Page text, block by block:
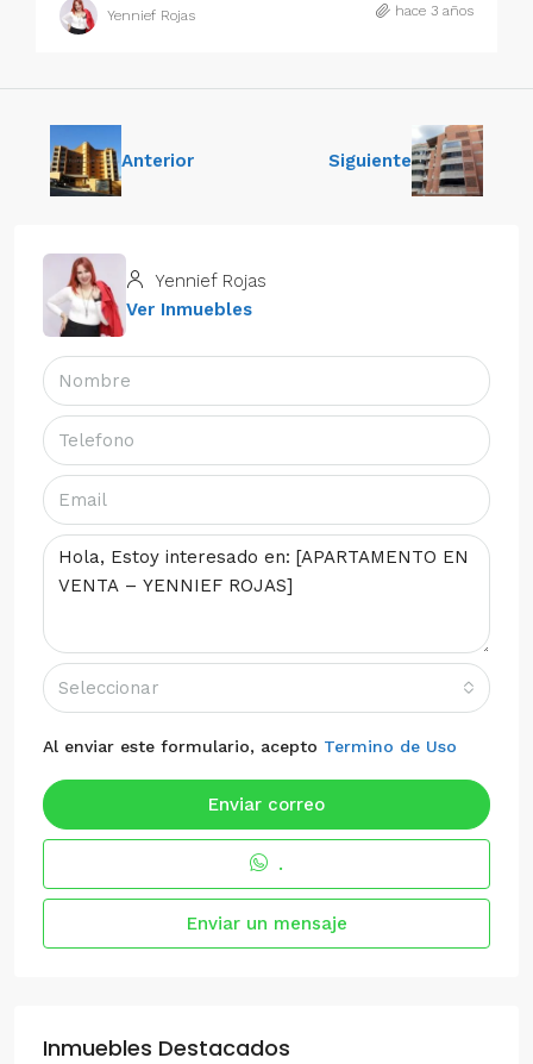
Yennief Rojas hace 3 años
Anterior Siguiente
Yennief Rojas
Ver Inmuebles
Seleccionar
Al enviar este formulario, acepto Termino de Uso
Enviar correo
.
Enviar un mensaje
Inmuebles Destacados